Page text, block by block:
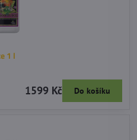
1 l
1599 Kč Do košíku